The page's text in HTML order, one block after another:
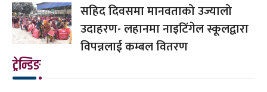
सहिद दिवसमा मानवताको उज्यालो
उदाहरण- लहानमा नाइटिंगेल स्कूलद्वारा
विपन्नलाई कम्बल वितरण
ट्रेन्डिङ